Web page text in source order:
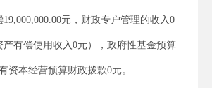
元，财政专户管理的收入0
产有偿使用收入0元），政府性基金预算
资本经营预算财政拨款0元。